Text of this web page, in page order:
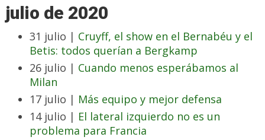
julio de 2020
31 julio | Cruyff, el show en el Bernabéu y el
Betis: todos querían a Bergkamp
26 julio | Cuando menos esperábamos al
Milan
17 julio | Más equipo y mejor defensa
14 julio | El lateral izquierdo no es un
problema para Francia